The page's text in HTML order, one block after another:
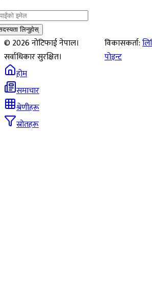
लिनुहोस्
©2026नोटिफाई नेपाल।
सर्वाधिकार सुरक्षित।
विकासकर्ता:
पोइन्ट
होम
समाचार
श्रेणीहरू
स्रोतहरू